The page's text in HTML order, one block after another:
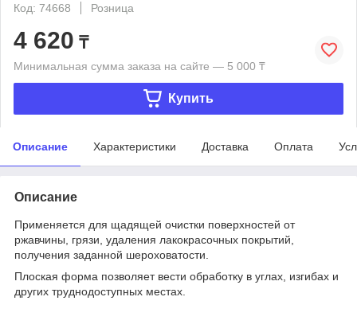
Код: 74668
Розница
4 620 ₸
Минимальная сумма заказа на сайте — 5 000 ₸
Купить
Описание Характеристики Доставка Оплата
Описание
Применяется для щадящей очистки поверхностей от
ржавчины, грязи, удаления лакокрасочных покрытий,
получения заданной шероховатости.
Плоская форма позволяет вести обработку в углах, изгибах и
других труднодоступных местах.